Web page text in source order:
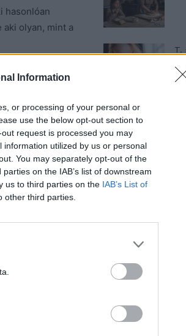
Information
or processing of your personal or
use the below opt-out section to
request is processed you may
utilized by us or personal
You may separately opt-out of the
on the IAB’s list of downstream
us to third parties on the IAB’s List of
other third parties.
hasonlóan
aki olyan, mint a
tartotta az
A férfi
bókjai
a
bízva, egy kis
váró
magassarkút
liftben
T.